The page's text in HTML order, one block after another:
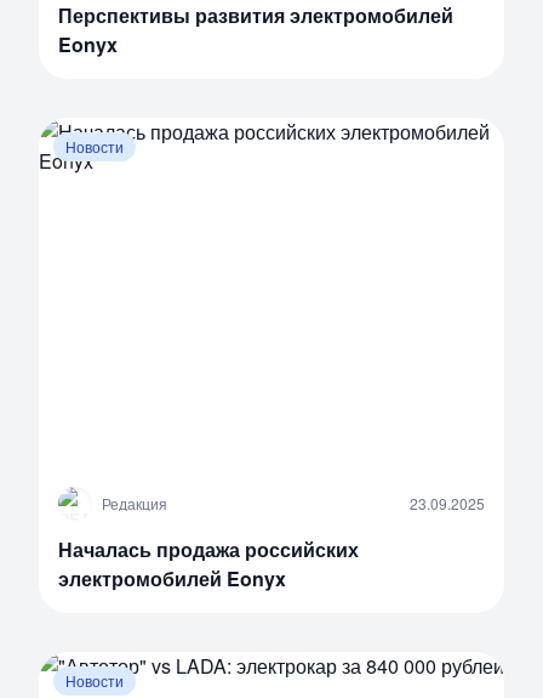
Перспективы развития электромобилей
Eonyx
Новости
Р Редакция 23.09.2025
Началась продажа российских
электромобилей Eonyx
Новости